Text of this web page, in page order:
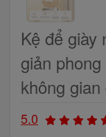
Kệ để giày
giản
không
5.0